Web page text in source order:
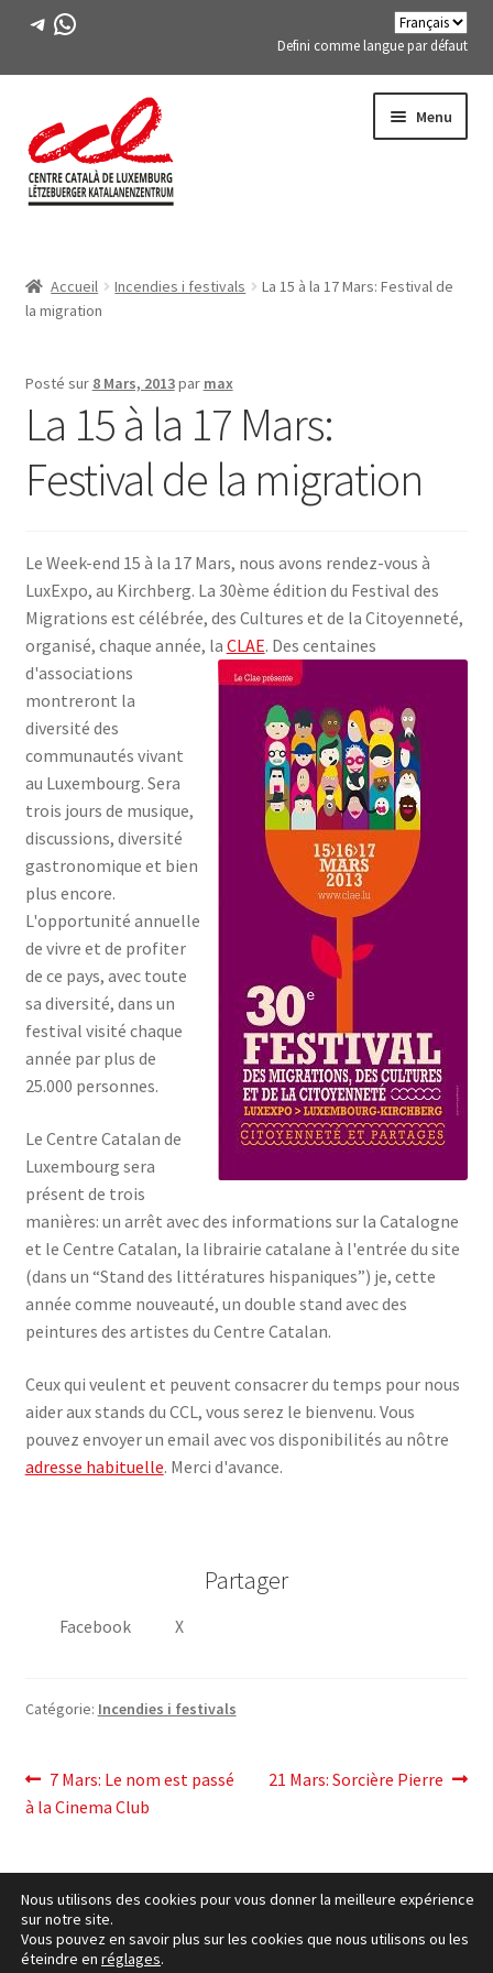
Télégramme
WhatsApp
Defini comme langue par défaut
la
navigation
au
contenu
Menu
menu
ACTIVITÉS
Expand
MEMBRES DE FES-TE
LIVRE
Accueil Incendies i festivals
La 15 à la 17 Mars: Festival de
la migration
Posté sur 8 Mars, 2013par max
La 15 à la 17 Mars:
Festival de la migration
Le Week-end 15 à la 17 Mars, nous avons rendez-vous à
LuxExpo, au Kirchberg. La 30ème édition du Festival des
Migrations est célébrée, des Cultures et de la Citoyenneté,
organisé, chaque année, la CLAE. Des centaines
d'associations
montreront la
diversité des
communautés vivant
au Luxembourg. Sera
trois jours de musique,
discussions, diversité
gastronomique et bien
plus encore.
L'opportunité annuelle
de vivre et de profiter
de ce pays, avec toute
sa diversité, dans un
festival visité chaque
année par plus de
25.000 personnes.
Le Centre Catalan de
Luxembourg sera
présent de trois
manières: un arrêt avec des informations sur la Catalogne
et le Centre Catalan, la librairie catalane à l'entrée du site
(dans un “Stand des littératures hispaniques”) je, cette
année comme nouveauté, un double stand avec des
peintures des artistes du Centre Catalan.
Ceux qui veulent et peuvent consacrer du temps pour nous
aider aux stands du CCL, vous serez le bienvenu. Vous
pouvez envoyer un email avec vos disponibilités au nôtre
adresse habituelle. Merci d'avance.
Partager
Facebook X
Catégorie: Incendies i festivals
post
navigation
Post
précédent:
7 Mars: Le nom est passé
à la Cinema Club
Article
21 Mars: Sorcière Pierre
Nous utilisons des cookies pour vous donner la meilleure expérience
sur notre site.
Vous pouvez en savoir plus sur les cookies que nous utilisons ou les
éteindre en réglages.